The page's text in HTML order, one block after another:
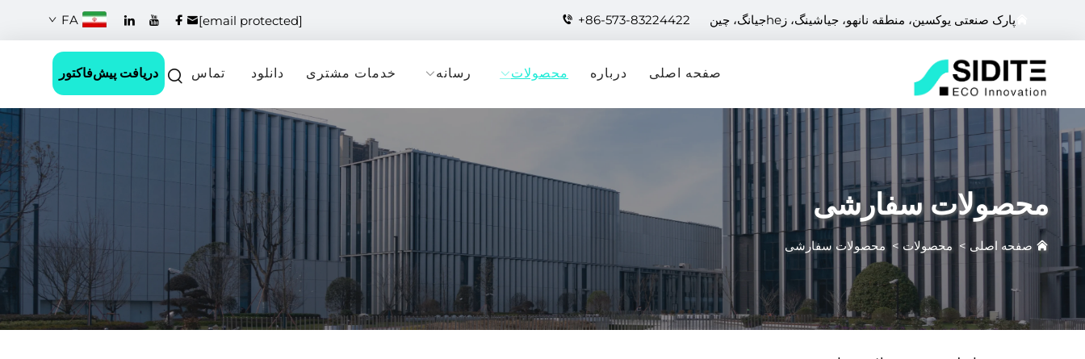
پارک صنعتی یوکسین، منطقه نانهو، جیاشینگ، زheجیانگ، چین +86-573-83224422
[email protected]
FA
صفحه اصلی درباره محصولات رسانه خدمات مشتری دانلود تماس دریافت پیش‌فاکتور
محصولات سفارشی
صفحه اصلی > محصولات > محصولات سفارشی